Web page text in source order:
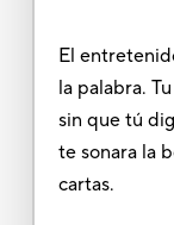
El
la palabra.
sin que tú
te sonara la
cartas.